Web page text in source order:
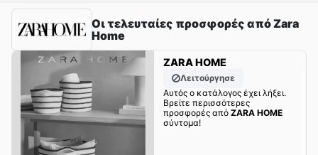
Οι τελευταίες προσφορές από Zara
Home
ZARA HOME
Λειτούργησε
Αυτός ο κατάλογος έχει λήξει.
Βρείτε περισσότερες
προσφορές από ZARA HOME
σύντομα!